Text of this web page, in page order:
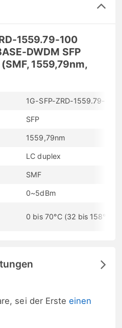
1559.79-100
DWDM SFP
1559,79nm,
1G-SFP-ZRD-1559.79-100
SFP
1559,79nm
LC duplex
SMF
0~5dBm
0 bis 70°C (32 bis 158°F)
sei der Ersteeinen